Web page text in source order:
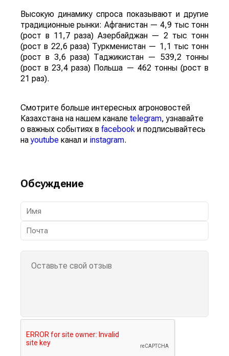
Высокую динамику спроса показывают и другие
традиционные рынки: Афганистан — 4,9 тыс тонн
(рост в 11,7 раза) Азербайджан — 2 тыс тонн
(рост в 22,6 раза) Туркменистан — 1,1 тыс тонн
(рост в 3,6 раза) Таджикистан — 539,2 тонны
(рост в 23,4 раза) Польша — 462 тонны (рост в
21 раз).
Смотрите больше интересных агроновостей
Казахстана на нашем канале telegram, узнавайте
о важных событиях в facebook и подписывайтесь
наyoutube канал и instagram.
Обсуждение